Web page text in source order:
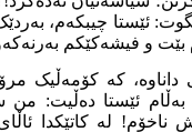
ئێستا چیبکەم،
بێت و فیشەکێکم
داناوە، کە کۆمەڵیک
بەڵام ئێستا دەڵیت:
ناخۆم! لە کاتێکدا